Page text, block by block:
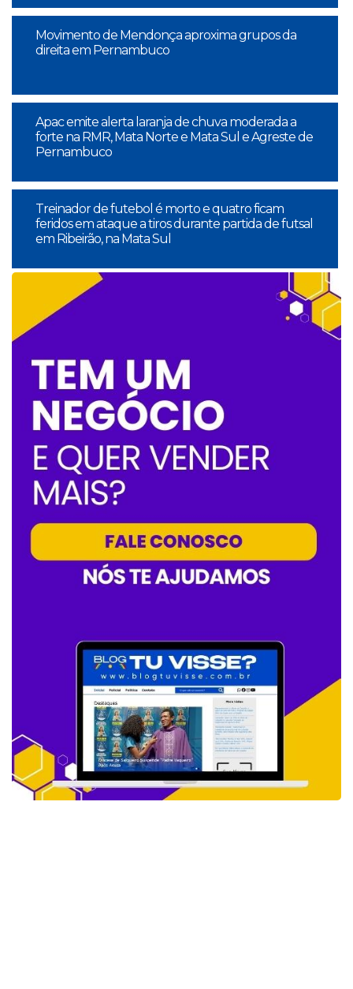
Movimento de Mendonça aproxima grupos da
direita em Pernambuco
Apac emite alerta laranja de chuva moderada a
forte na RMR, Mata Norte e Mata Sul e Agreste de
Pernambuco
Treinador de futebol é morto e quatro ficam
feridos em ataque a tiros durante partida de futsal
em Ribeirão, na Mata Sul